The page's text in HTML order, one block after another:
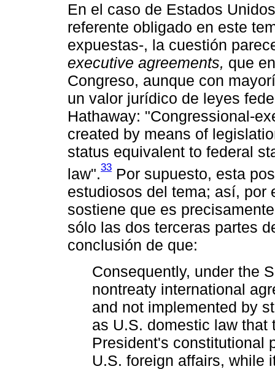
En el caso de Estados
referente obligado en este
expuestas-, la cuestión
executive agreements, que
Congreso, aunque con
un valor jurídico de leyes
Hathaway: "Congressional-
created by means of
status equivalent to federal
law".33 Por supuesto, esta
estudiosos del tema; así, por
sostiene que es
sólo las dos terceras partes
conclusión de que:
Consequently, under the
nontreaty international
and not implemented by
as U.S. domestic law that
President's constitutional
U.S. foreign affairs, while